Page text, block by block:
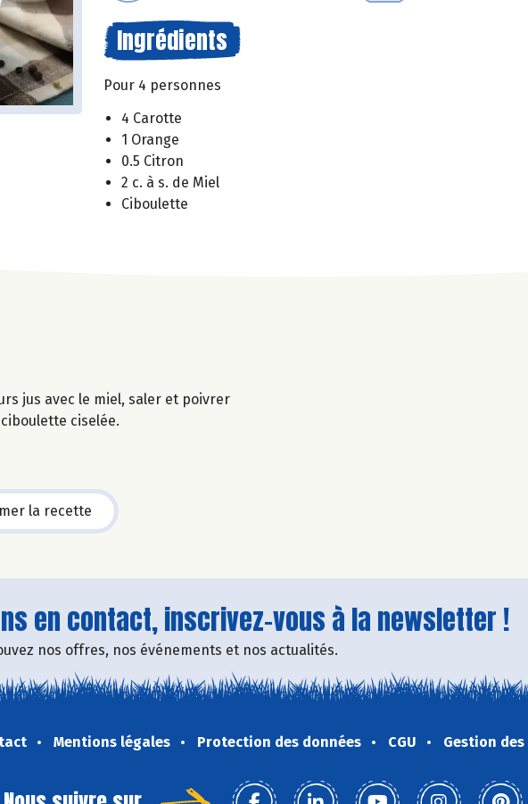
Ingrédients
Pour 4 personnes
4 Carotte
1 Orange
0.5 Citron
2 c. à s. de Miel
Ciboulette
jus avec le miel, saler et poivrer
ciselée.
la recette
en contact, inscrivez-vous à la newsletter !
nos offres, nos événements et nos actualités.
Mentions légales Protection des données CGU Gestion